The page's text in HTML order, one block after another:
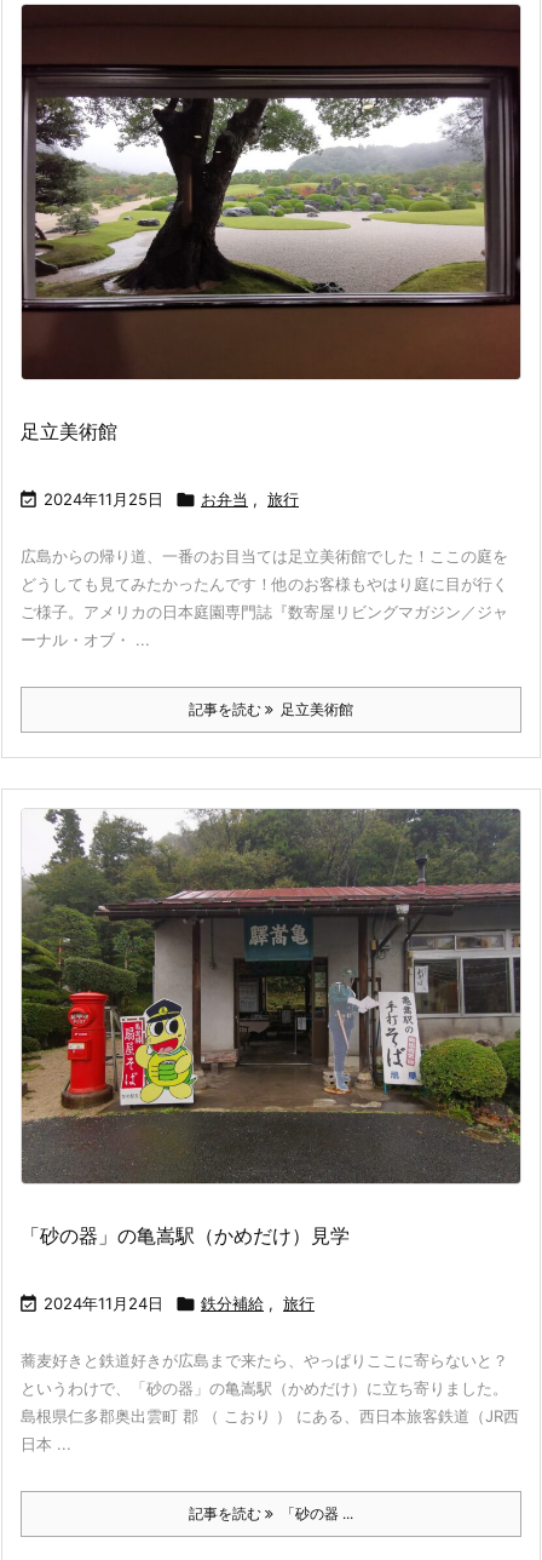
足立美術館
 2024年11月25日  お弁当 , 旅行
広島からの帰り道、一番のお目当ては足立美術館でした！ここの庭を
どうしても見てみたかったんです！他のお客様もやはり庭に目が行く
ご様子。アメリカの日本庭園専門誌『数寄屋リビングマガジン／ジャ
ーナル・オブ・ ...
記事を読む 足立美術館
「砂の器」の亀嵩駅（かめだけ）見学
 2024年11月24日  鉄分補給 , 旅行
蕎麦好きと鉄道好きが広島まで来たら、やっぱりここに寄らないと？
というわけで、「砂の器」の亀嵩駅（かめだけ）に立ち寄りました。
島根県仁多郡奥出雲町 郡 （ こおり ） にある、西日本旅客鉄道（JR西
日本 ...
記事を読む 「砂の器 ...